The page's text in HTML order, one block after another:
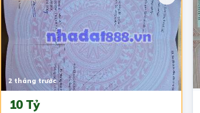
2 tháng trước
10 Tỷ